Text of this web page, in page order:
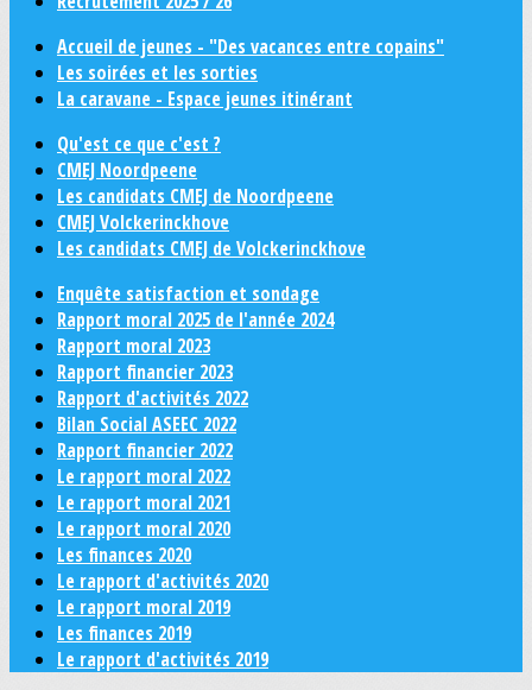
Accueil de jeunes - "Des vacances entre copains"
Les soirées et les sorties
La caravane - Espace jeunes itinérant
Qu'est ce que c'est ?
CMEJ Noordpeene
Les candidats CMEJ de Noordpeene
CMEJ Volckerinckhove
Les candidats CMEJ de Volckerinckhove
Enquête satisfaction et sondage
Rapport moral 2025 de l'année 2024
Rapport moral 2023
Rapport financier 2023
Rapport d'activités 2022
Bilan Social ASEEC 2022
Rapport financier 2022
Le rapport moral 2022
Le rapport moral 2021
Le rapport moral 2020
Les finances 2020
Le rapport d'activités 2020
Le rapport moral 2019
Les finances 2019
Le rapport d'activités 2019